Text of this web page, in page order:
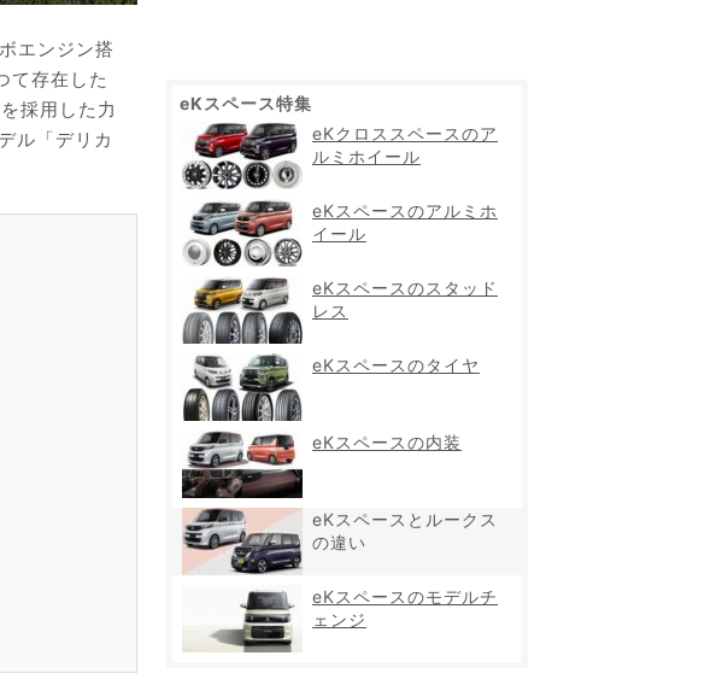
エンジン搭
て存在した
採用した力
ル「デリカ
eKスペース特集
eKクロススペースのア
ルミホイール
eKスペースのアルミホ
イール
eKスペースのスタッド
レス
eKスペースのタイヤ
eKスペースの内装
eKスペースとルークス
の違い
eKスペースのモデルチ
ェンジ